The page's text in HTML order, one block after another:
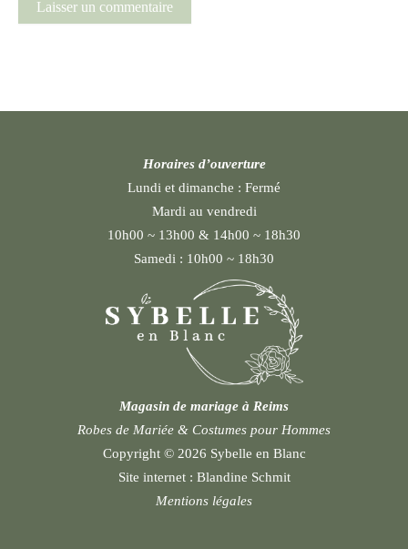
Horaires d’ouverture
Lundi et dimanche : Fermé
Mardi au vendredi
10h00 ~ 13h00 & 14h00 ~ 18h30
Samedi : 10h00 ~ 18h30
Magasin de mariage à Reims
Robes de Mariée & Costumes pour Hommes
Copyright © 2026 Sybelle en Blanc
Site internet : Blandine Schmit
Mentions légales